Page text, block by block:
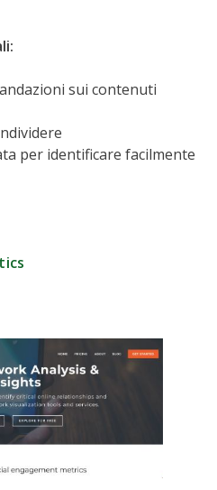
sui contenuti
per identificare facilmente